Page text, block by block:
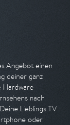
Angebot einen
deiner ganz
Hardware
nach
Lieblings TV
oder